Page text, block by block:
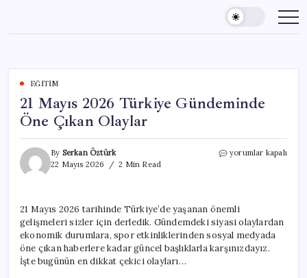
content
EĞITIM
21 Mayıs 2026 Türkiye Gündeminde
Öne Çıkan Olaylar
By Serkan Öztürk
22 Mayıs 2026
2 Min Read
21
Öne
Çıkan
Olaylar
için
yorumlar kapalı
21 Mayıs 2026 tarihinde Türkiye’de yaşanan önemli
gelişmeleri sizler için derledik. Gündemdeki siyasi olaylardan
ekonomik durumlara, spor etkinliklerinden sosyal medyada
öne çıkan haberlere kadar güncel başlıklarla karşınızdayız.
İşte bugünün en dikkat çekici olayları…